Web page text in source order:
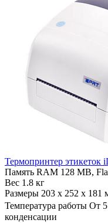
Термопринтер этикеток
Память RAM 128 MB,
Вес 1.8 кг
Размеры 203 х 252 х 181
Температура работы От 5
конденсации